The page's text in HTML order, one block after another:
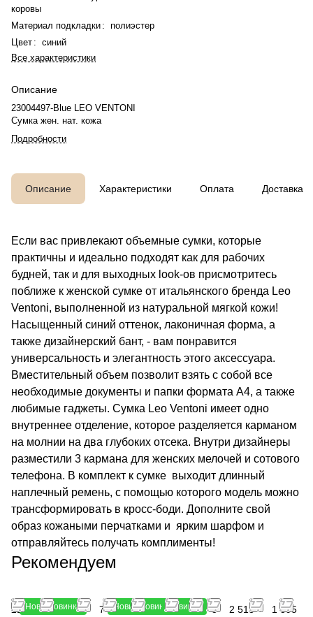
коровы
Материал подкладки : полиэстер
Цвет : синий
Все характеристики
Описание
23004497-Blue LEO VENTONI
Сумка жен. нат. кожа
Подробности
Описание Характеристики Оплата Доставка
Если вас привлекают объемные сумки, которые
практичны и идеально подходят как для рабочих
будней, так и для выходных look-ов присмотритесь
поближе к женской сумке от итальянского бренда Leo
Ventoni, выполненной из натуральной мягкой кожи!
Насыщенный синий оттенок, лаконичная форма, а
также дизайнерский бант, - вам понравится
универсальность и элегантность этого аксессуара.
Вместительный объем позволит взять с собой все
необходимые документы и папки формата А4, а также
любимые гаджеты. Сумка Leo Ventoni имеет одно
внутреннее отделение, которое разделяется карманом
на молнии на два глубоких отсека. Внутри дизайнеры
разместили 3 кармана для женских мелочей и сотового
телефона. В комплект к сумке выходит длинный
наплечный ремень, с помощью которого модель можно
трансформировать в кросс-боди. Дополните свой
образ кожаными перчатками и ярким шарфом и
отправляйтесь получать комплименты!
Рекомендуем
Новинка
21
Новинка
4 645 8 917
Новинка
7 990
Новинка
1 990
Новинка
3 990
2
3
2 513
1 395